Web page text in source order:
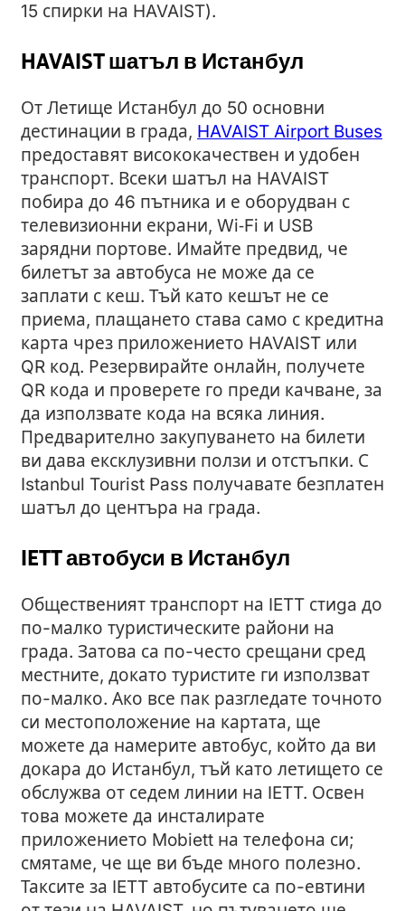
15 спирки на HAVAIST).
HAVAIST шатъл в Истанбул
От Летище Истанбул до 50 основни
дестинации в града, HAVAIST Airport Buses
предоставят висококачествен и удобен
транспорт. Всеки шатъл на HAVAIST
побира до 46 пътника и е оборудван с
телевизионни екрани, Wi‑Fi и USB
зарядни портове. Имайте предвид, че
билетът за автобуса не може да се
заплати с кеш. Тъй като кешът не се
приема, плащането става само с кредитна
карта чрез приложението HAVAIST или
QR код. Резервирайте онлайн, получете
QR кода и проверете го преди качване, за
да използвате кода на всяка линия.
Предварително закупуването на билети
ви дава ексклузивни ползи и отстъпки. С
Istanbul Tourist Pass получавате безплатен
шатъл до центъра на града.
IETT автобуси в Истанбул
Общественият транспорт на IETT стиga до
по-малко туристическите райони на
града. Затова са по-често срещани сред
местните, докато туристите ги използват
по-малко. Ако все пак разгледате точното
си местоположение на картата, ще
можете да намерите автобус, който да ви
докара до Истанбул, тъй като летището се
обслужва от седем линии на IETT. Освен
това можете да инсталирате
приложението Mobiett на телефона си;
смятаме, че ще ви бъде много полезно.
Таксите за IETT автобусите са по-евтини